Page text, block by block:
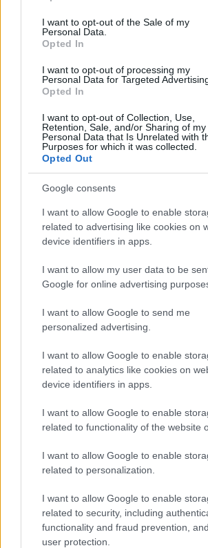
use your data for below specified
consent section.
I want to opt-out of the Sale of my
Personal Data.
Opted In
I want to opt-out of processing my
Personal Data for Targeted
Opted In
I want to opt-out of Collection, Use,
Retention, Sale, and/or Sharing of my
Personal Data that Is Unrelated with
Purposes for which it was collected.
Opted Out
Google consents
I want to allow Google to enable
related to advertising like cookies on
device identifiers in apps.
I want to allow my user data to be
Google for online advertising
I want to allow Google to send me
personalized advertising.
I want to allow Google to enable
related to analytics like cookies on
device identifiers in apps.
I want to allow Google to enable
related to functionality of the website
I want to allow Google to enable
related to personalization.
I want to allow Google to enable
related to security, including
functionality and fraud prevention,
user protection.
Történelmi táj, amelynek minden
megújul a tatai Angolkert
A projekt részeként megújulnak a területen
műemlékek, köztük a különleges Műromok,
Várkanyarban álló Nepomuki Szent János
M1 bővítés: már
Új gyalogosátkelők
csomópont épül
Másfélszeresére
Hódmezővásárhely
iskoláját
Látványos építési
Flórián téri felüljárón
HÍRLEVÉL